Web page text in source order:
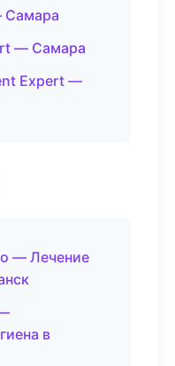
Самара
— Самара
Expert —
— Лечение
в